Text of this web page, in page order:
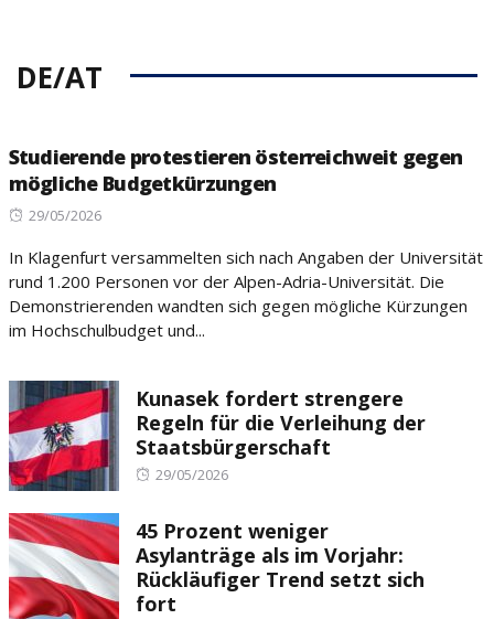
DE/AT
Studierende protestieren österreichweit gegen
mögliche Budgetkürzungen
Posted
29/05/2026
In Klagenfurt versammelten sich nach Angaben der Universität
rund 1.200 Personen vor der Alpen-Adria-Universität. Die
Demonstrierenden wandten sich gegen mögliche Kürzungen
im Hochschulbudget und...
Kunasek fordert strengere
Regeln für die Verleihung der
Staatsbürgerschaft
Posted
29/05/2026
45 Prozent weniger
Asylanträge als im Vorjahr:
Rückläufiger Trend setzt sich
fort